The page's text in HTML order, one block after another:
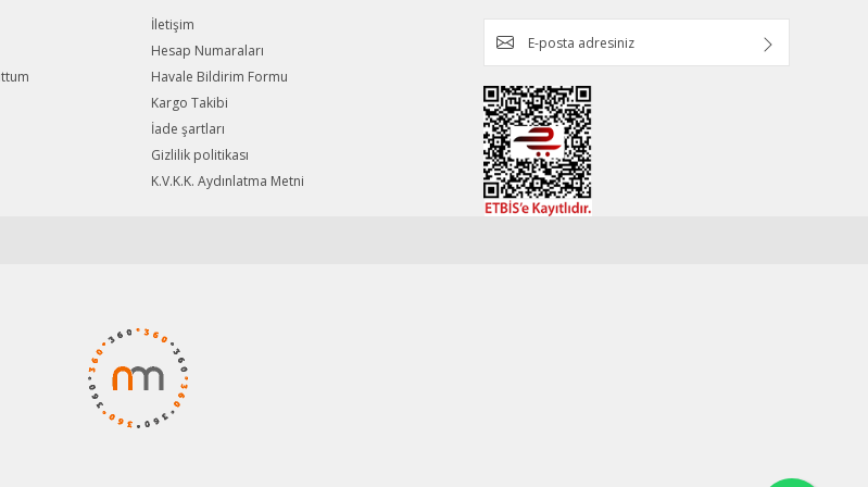
Gönder
İletişim
Hesap Numaraları
Havale Bildirim Formu
Kargo Takibi
İade şartları
Gizlilik politikası
K.V.K.K. Aydınlatma Metni